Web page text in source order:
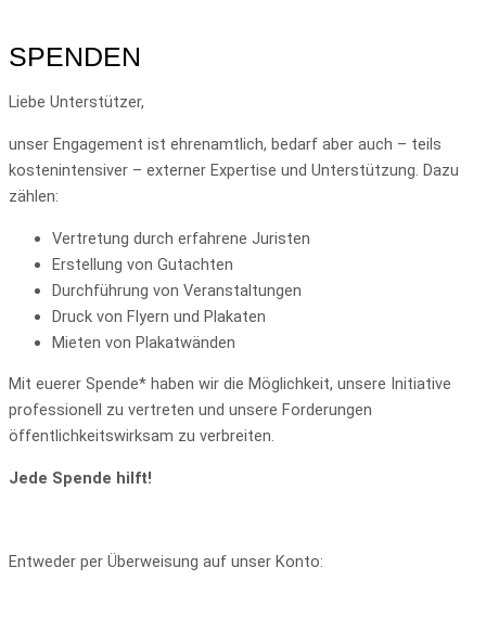
SPENDEN
Liebe Unterstützer,
unser Engagement ist ehrenamtlich, bedarf aber auch – teils
kostenintensiver – externer Expertise und Unterstützung. Dazu
zählen:
Vertretung durch erfahrene Juristen
Erstellung von Gutachten
Durchführung von Veranstaltungen
Druck von Flyern und Plakaten
Mieten von Plakatwänden
Mit euerer Spende* haben wir die Möglichkeit, unsere Initiative
professionell zu vertreten und unsere Forderungen
öffentlichkeitswirksam zu verbreiten.
Jede Spende hilft!
Entweder per Überweisung auf unser Konto: